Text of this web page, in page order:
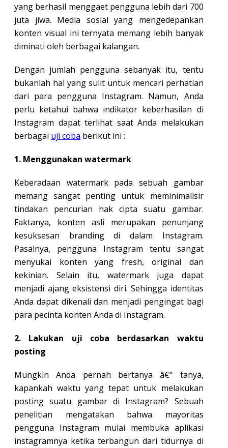
yang berhasil menggaet pengguna lebih dari 700
juta jiwa. Media sosial yang mengedepankan
konten visual ini ternyata memang lebih banyak
diminati oleh berbagai kalangan.
Dengan jumlah pengguna sebanyak itu, tentu
bukanlah hal yang sulit untuk mencari perhatian
dari para pengguna Instagram. Namun, Anda
perlu ketahui bahwa indikator keberhasilan di
Instagram dapat terlihat saat Anda melakukan
berbagai uji coba berikut ini :
1. Menggunakan watermark
Keberadaan watermark pada sebuah gambar
memang sangat penting untuk meminimalisir
tindakan pencurian hak cipta suatu gambar.
Faktanya, konten asli merupakan penunjang
kesuksesan branding di dalam Instagram.
Pasalnya, pengguna Instagram tentu sangat
menyukai konten yang fresh, original dan
kekinian. Selain itu, watermark juga dapat
menjadi ajang eksistensi diri. Sehingga identitas
Anda dapat dikenali dan menjadi pengingat bagi
para pecinta konten Anda di Instagram.
2. Lakukan uji coba berdasarkan waktu
posting
Mungkin Anda pernah bertanya â€“ tanya,
kapankah waktu yang tepat untuk melakukan
posting suatu gambar di Instagram? Sebuah
penelitian mengatakan bahwa mayoritas
pengguna Instagram mulai membuka aplikasi
instagramnya ketika terbangun dari tidurnya di